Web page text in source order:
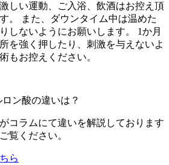
しい運動、ご入浴、飲酒はお控え頂
。 また、ダウンタイム中は温めた
しないようにお願いします。 1か月
を強く押したり、刺激を与えないよ
もお控えください。
ン酸の違いは？
コラムにて違いを解説しております
覧ください。
ら